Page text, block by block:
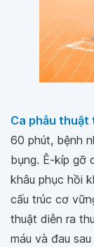
Ca phẫu thuật
60 phút, bệnh
bụng. Ê-kíp gỡ
khâu phục hồi
cấu trúc cơ
thuật diễn ra
máu và đau